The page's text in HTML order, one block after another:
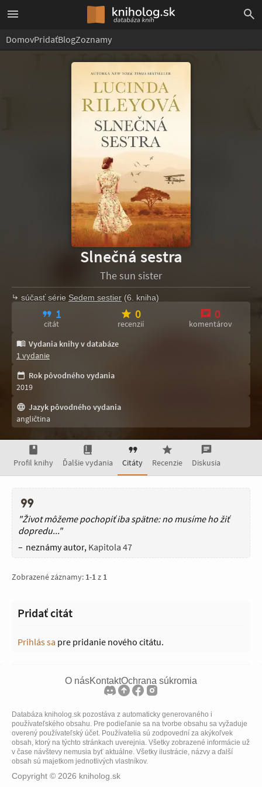
DomovPridaťBlogZoznamy
Slnečná sestra
The sun sister
súčasť série Sedem sestier (6. kniha)
1
citát
0
recenzií
0
komentárov
Vydania knihy v databáze
1 vydanie
Rok pôvodného vydania
2019
Jazyk pôvodného vydania
angličtina
Profil knihy Ďalšie vydania Citáty Recenzie Diskusia
"Život môžeme pochopiť iba spätne: no musíme ho žiť
dopredu..."
neznámy autor Kapitola 47
Zobrazené záznamy: 1-1z 1
Pridať citát
Prihlás sa pre pridanie nového citátu.
O násKontaktOchrana súkromia
Databáza kniholog.sk pozostáva z automaticky generovaného i
používateľského obsahu. Pre podieľanie sa na tvorbe obsahu sa vyžaduje
overený používateľský účet. Používatelia sú zodpovední za akýkoľvek
obsah, ktorý na týchto stránkach uverejnia. Všetky zobrazené informácie už
v čase návštevy nemusia byť aktuálne. Všetky ilustrácie, názvy a ďalší
obsah sú majetkom jednotlivých vlastníkov.
Copyright © 2026 kniholog.sk